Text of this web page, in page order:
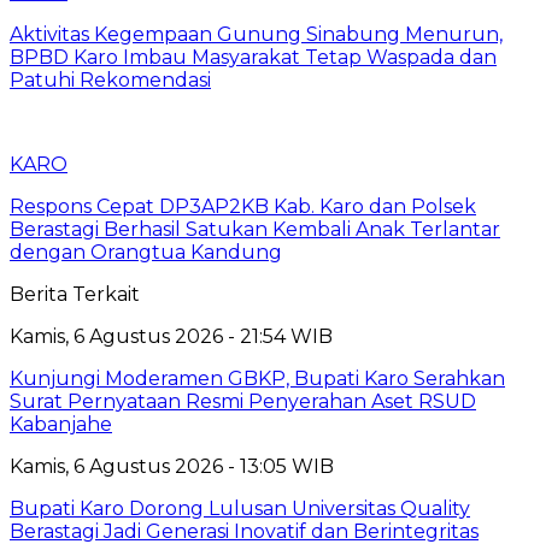
Aktivitas Kegempaan Gunung Sinabung Menurun,
BPBD Karo Imbau Masyarakat Tetap Waspada dan
Patuhi Rekomendasi
KARO
Respons Cepat DP3AP2KB Kab. Karo dan Polsek
Berastagi Berhasil Satukan Kembali Anak Terlantar
dengan Orangtua Kandung
Berita Terkait
Kamis, 6 Agustus 2026 - 21:54 WIB
Kunjungi Moderamen GBKP, Bupati Karo Serahkan
Surat Pernyataan Resmi Penyerahan Aset RSUD
Kabanjahe
Kamis, 6 Agustus 2026 - 13:05 WIB
Bupati Karo Dorong Lulusan Universitas Quality
Berastagi Jadi Generasi Inovatif dan Berintegritas